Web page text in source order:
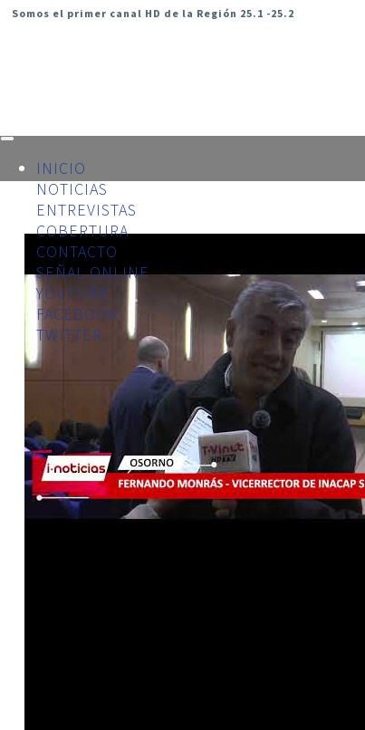
Somos el primer canal HD de la Región 25.1 -25.2
INICIO
NOTICIAS
ENTREVISTAS
COBERTURA
CONTACTO
SEÑAL ONLINE
YOUTUBE
FACEBOOK
TWITTER